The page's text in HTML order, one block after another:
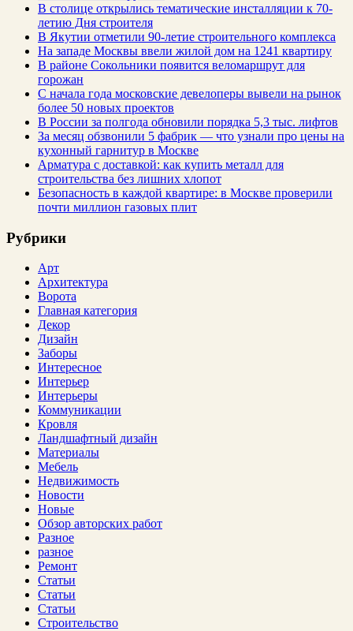
В столице открылись тематические инсталляции к 70-
летию Дня строителя
В Якутии отметили 90-летие строительного комплекса
На западе Москвы ввели жилой дом на 1241 квартиру
В районе Сокольники появится веломаршрут для
горожан
С начала года московские девелоперы вывели на рынок
более 50 новых проектов
В России за полгода обновили порядка 5,3 тыс. лифтов
За месяц обзвонили 5 фабрик — что узнали про цены на
кухонный гарнитур в Москве
Арматура с доставкой: как купить металл для
строительства без лишних хлопот
Безопасность в каждой квартире: в Москве проверили
почти миллион газовых плит
Рубрики
Арт
Архитектура
Ворота
Главная категория
Декор
Дизайн
Заборы
Интересное
Интерьер
Интерьеры
Коммуникации
Кровля
Ландшафтный дизайн
Материалы
Мебель
Недвижимость
Новости
Новые
Обзор авторских работ
Разное
разное
Ремонт
Статьи
Статьи
Статьи
Строительство